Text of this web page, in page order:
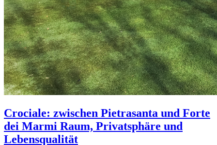
Crociale: zwischen Pietrasanta und Forte
dei Marmi Raum, Privatsphäre und
Lebensqualität